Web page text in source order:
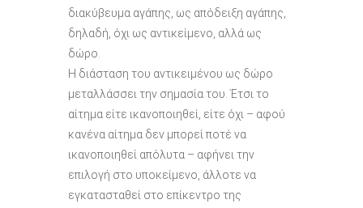
διακύβευμα αγάπης, ως απόδειξη αγάπης,
δηλαδή, όχι ως αντικείμενο, αλλά ως
δώρο.
Η διάσταση του αντικειμένου ως δώρο
μεταλλάσσει την σημασία του. Έτσι το
αίτημα είτε ικανοποιηθεί, είτε όχι – αφού
κανένα αίτημα δεν μπορεί ποτέ να
ικανοποιηθεί απόλυτα – αφήνει την
επιλογή στο υποκείμενο, άλλοτε να
εγκατασταθεί στο επίκεντρο της